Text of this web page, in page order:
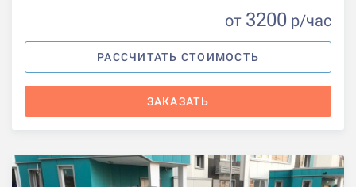
от 3200 р/час
РАССЧИТАТЬ СТОИМОСТЬ
ЗАКАЗАТЬ